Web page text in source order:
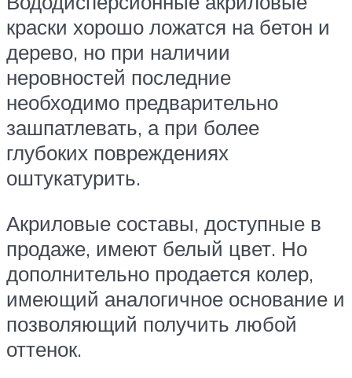
краски хорошо ложатся на бетон и
дерево, но при наличии
неровностей последние
необходимо предварительно
зашпатлевать, а при более
глубоких повреждениях
оштукатурить.
Акриловые составы, доступные в
продаже, имеют белый цвет. Но
дополнительно продается колер,
имеющий аналогичное основание и
позволяющий получить любой
оттенок.